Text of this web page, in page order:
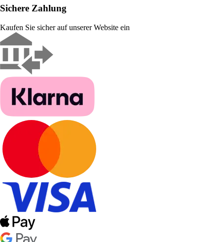
Sichere Zahlung
Kaufen Sie sicher auf unserer Website ein